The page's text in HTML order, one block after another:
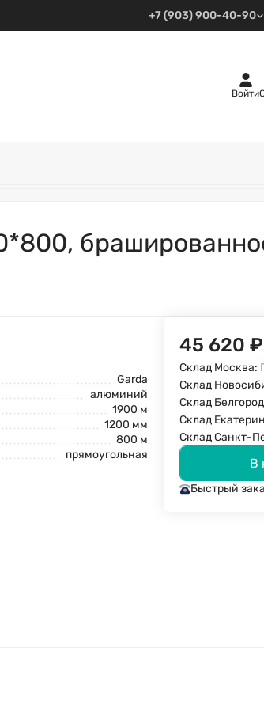
+7 (903) 900-40-90
Войти
Garda
алюминий
1900 м
1200 мм
800 м
прямоугольная
45 620₽
Склад Москва:
Склад
Склад
Склад
Склад Санкт-
В
Быстрый